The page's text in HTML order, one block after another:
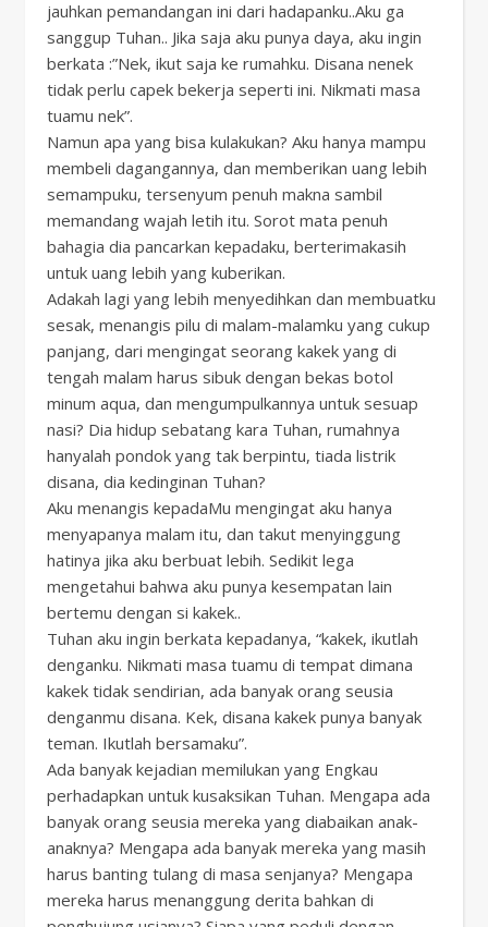
jauhkan pemandangan ini dari hadapanku..Aku ga
sanggup Tuhan.. Jika saja aku punya daya, aku ingin
berkata :”Nek, ikut saja ke rumahku. Disana nenek
tidak perlu capek bekerja seperti ini. Nikmati masa
tuamu nek”.
Namun apa yang bisa kulakukan? Aku hanya mampu
membeli dagangannya, dan memberikan uang lebih
semampuku, tersenyum penuh makna sambil
memandang wajah letih itu. Sorot mata penuh
bahagia dia pancarkan kepadaku, berterimakasih
untuk uang lebih yang kuberikan.
Adakah lagi yang lebih menyedihkan dan membuatku
sesak, menangis pilu di malam-malamku yang cukup
panjang, dari mengingat seorang kakek yang di
tengah malam harus sibuk dengan bekas botol
minum aqua, dan mengumpulkannya untuk sesuap
nasi? Dia hidup sebatang kara Tuhan, rumahnya
hanyalah pondok yang tak berpintu, tiada listrik
disana, dia kedinginan Tuhan?
Aku menangis kepadaMu mengingat aku hanya
menyapanya malam itu, dan takut menyinggung
hatinya jika aku berbuat lebih. Sedikit lega
mengetahui bahwa aku punya kesempatan lain
bertemu dengan si kakek..
Tuhan aku ingin berkata kepadanya, “kakek, ikutlah
denganku. Nikmati masa tuamu di tempat dimana
kakek tidak sendirian, ada banyak orang seusia
denganmu disana. Kek, disana kakek punya banyak
teman. Ikutlah bersamaku”.
Ada banyak kejadian memilukan yang Engkau
perhadapkan untuk kusaksikan Tuhan. Mengapa ada
banyak orang seusia mereka yang diabaikan anak-
anaknya? Mengapa ada banyak mereka yang masih
harus banting tulang di masa senjanya? Mengapa
mereka harus menanggung derita bahkan di